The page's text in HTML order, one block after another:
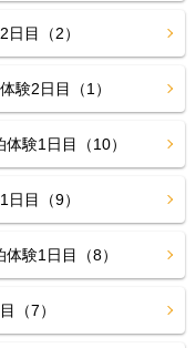
目（2）
験2日目（1）
験1日目（10）
目（9）
験1日目（8）
（7）